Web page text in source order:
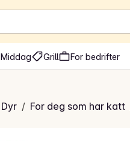
Middag Grill For bedrifter
Dyr / For deg som har katt